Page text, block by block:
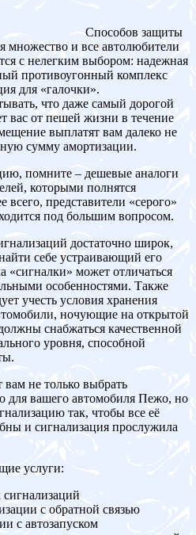
Способов защиты
множество и все автолюбители
с нелегким выбором: надежная
противоугонный комплекс
для «галочки».
что даже самый дорогой
вас от пешей жизни в течение
выплатят вам далеко не
сумму амортизации.
помните – дешевые аналоги
которыми полнятся
всего, представители «серого»
под большим вопросом.
достаточно широк,
себе устраивающий его
«сигналки» может отличаться
особенностями. Также
учесть условия хранения
ночующие на открытой
снабжаться качественной
уровня, способной
не только выбрать
для вашего автомобиля Пежо, но
так, чтобы все её
и сигнализация прослужила
услуги:
с обратной связью
с автозапуском